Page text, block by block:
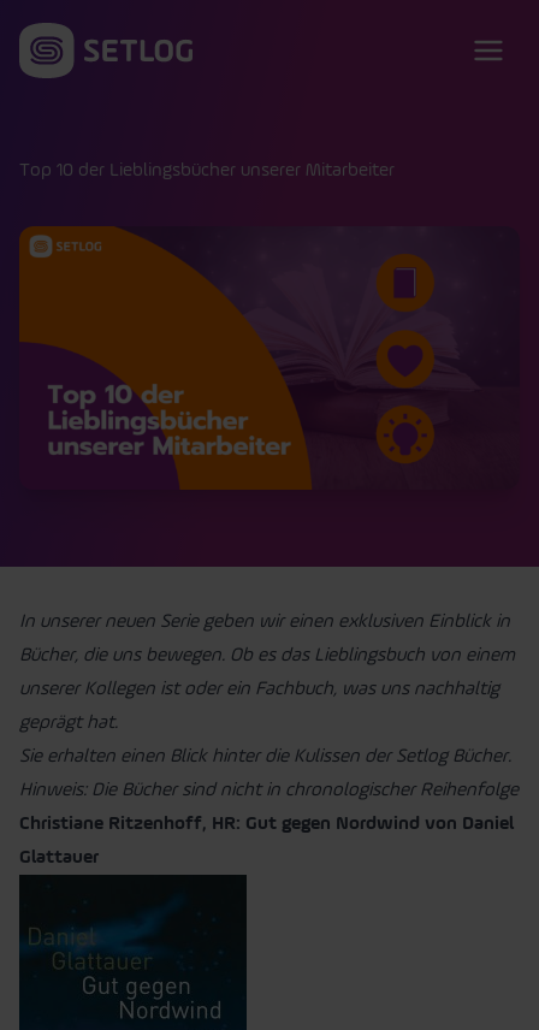
Top 10 der Lieblingsbücher unserer Mitarbeiter
In unserer neuen Serie geben wir einen exklusiven Einblick in
Bücher, die uns bewegen. Ob es das Lieblingsbuch von einem
unserer Kollegen ist oder ein Fachbuch, was uns nachhaltig
geprägt hat.
Sie erhalten einen Blick hinter die Kulissen der Setlog Bücher.
Hinweis: Die Bücher sind nicht in chronologischer Reihenfolge
Christiane Ritzenhoff, HR: Gut gegen Nordwind von Daniel
Glattauer